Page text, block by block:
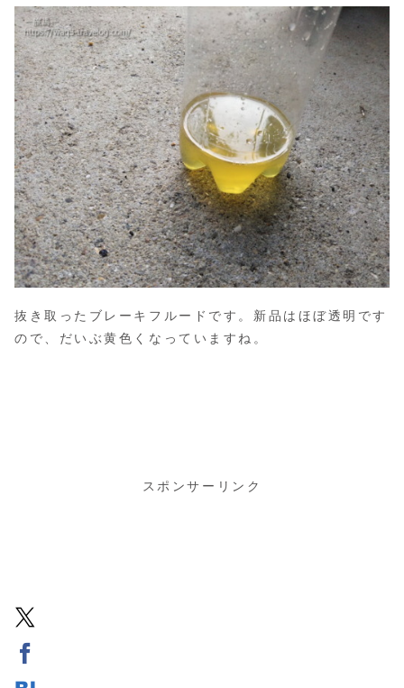
抜き取ったブレーキフルードです。新品はほぼ透明です
ので、だいぶ黄色くなっていますね。
スポンサーリンク